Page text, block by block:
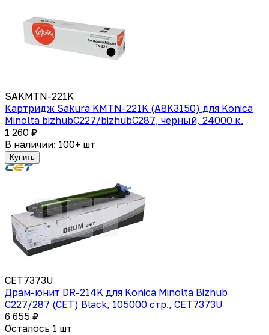
SAKMTN-221K
Картридж Sakura KMTN-221K (A8K3150) для Konica
Minolta bizhubC227/bizhubC287, черный, 24000 к.
1 260 ₽
В наличии: 100+ шт
Купить
CET7373U
Драм-юнит DR-214K для Konica Minolta Bizhub
C227/287 (CET) Black, 105000 стр., CET7373U
6 655 ₽
Осталось 1 шт